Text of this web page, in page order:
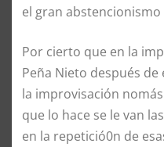
el gran
Por cierto que en la
Peña Nieto después
la improvisación
que lo hace se le van
en la repetició0n de